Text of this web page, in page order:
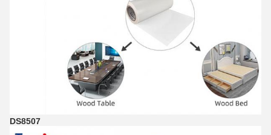
DS8507